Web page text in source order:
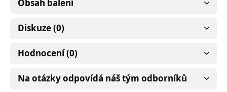
Obsah balení
Diskuze (0)
Hodnocení (0)
Na otázky odpovídá náš tým odborníků